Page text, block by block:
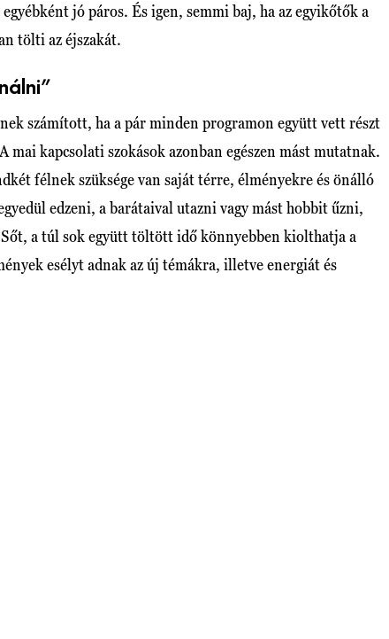
jó páros. És igen, semmi baj, ha az egyikőtők a
tölti az éjszakát.
számított, ha a pár minden programon együtt vett részt
kapcsolati szokások azonban egészen mást mutatnak.
félnek szüksége van saját térre, élményekre és önálló
edzeni, a barátaival utazni vagy mást hobbit űzni,
a túl sok együtt töltött idő könnyebben kiolthatja a
esélyt adnak az új témákra, illetve energiát és